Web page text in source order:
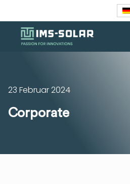
23 Februar 2024
Corporate